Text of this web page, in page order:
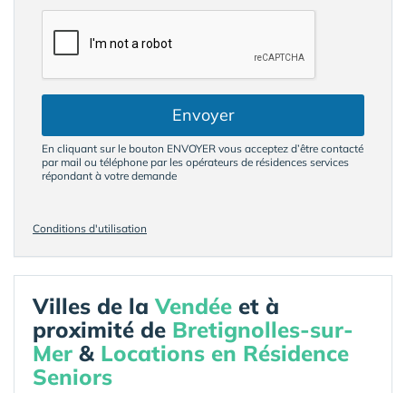
Envoyer
En cliquant sur le bouton ENVOYER vous acceptez d’être contacté
par mail ou téléphone par les opérateurs de résidences services
répondant à votre demande
Conditions d'utilisation
Villes de laVendée et à
proximité de Bretignolles-sur-
Mer & Locations en Résidence
Seniors